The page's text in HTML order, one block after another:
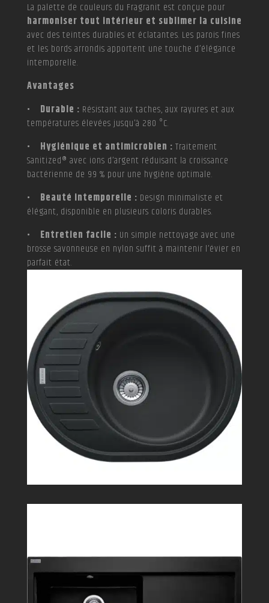
La palette de couleurs du Fragranit est conçue pour
harmoniser tout intérieur et sublimer la cuisine
avec des teintes durables et éclatantes. Les parois fines
et les bords arrondis apportent une touche d’élégance
intemporelle.
Avantages
• Durable : Résistant aux taches, aux rayures et aux
températures élevées jusqu’à 280 °C.
• Hygiénique et antimicrobien : Traitement
Sanitized® avec ions d’argent réduisant la croissance
bactérienne de 99 % pour une hygiène optimale.
• Beauté intemporelle : Design minimaliste et
élégant, disponible en plusieurs coloris durables.
• Entretien facile : Un simple nettoyage avec une
brosse savonneuse en nylon suffit à maintenir l’évier en
parfait état.